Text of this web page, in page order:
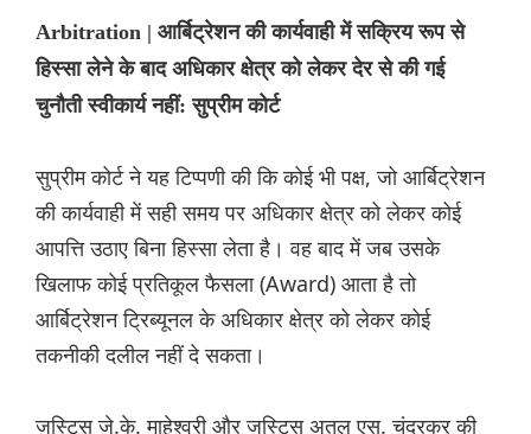
Arbitration | आर्बिट्रेशन की कार्यवाही में सक्रिय रूप से
हिस्सा लेने के बाद अधिकार क्षेत्र को लेकर देर से की गई
चुनौती स्वीकार्य नहीं: सुप्रीम कोर्ट
सुप्रीम कोर्ट ने यह टिप्पणी की कि कोई भी पक्ष, जो आर्बिट्रेशन
की कार्यवाही में सही समय पर अधिकार क्षेत्र को लेकर कोई
आपत्ति उठाए बिना हिस्सा लेता है। वह बाद में जब उसके
खिलाफ कोई प्रतिकूल फैसला (Award) आता है तो
आर्बिट्रेशन ट्रिब्यूनल के अधिकार क्षेत्र को लेकर कोई
तकनीकी दलील नहीं दे सकता।
जस्टिस जे.के. माहेश्वरी और जस्टिस अतुल एस. चंदुरकर की